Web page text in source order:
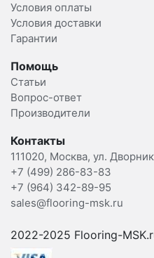
Условия оплаты
Условия доставки
Гарантии
Помощь
Статьи
Вопрос-ответ
Производители
Контакты
111020, Москва, ул.
+7 (499) 286-83-83
+7 (964) 342-89-95
sales@flooring-msk.ru
2022-2025 Flooring-